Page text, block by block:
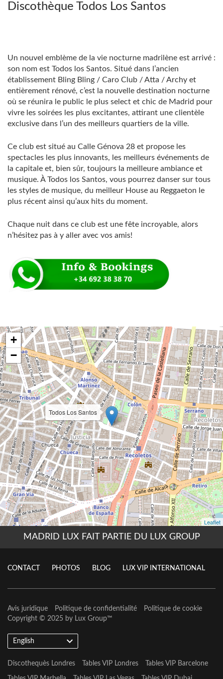
Discothèque Todos Los Santos
Un nouvel emblème de la vie nocturne madrilène est arrivé :
son nom est Todos los Santos. Situé dans l’ancien
établissement Bling Bling / Caro Club / Atta / Archy et
entièrement rénové, c’est la nouvelle destination nocturne
où se réunira le public le plus select et chic de Madrid pour
vivre les soirées les plus excitantes, attirant une clientèle
exclusive dans l’un des meilleurs quartiers de la ville.
Ce club est situé au Calle Génova 28 et propose les
spectacles les plus innovants, les meilleurs événements de
la capitale et, bien sûr, toujours la meilleure ambiance et
musique. À Todos los Santos, vous pourrez danser sur tous
les styles de musique, du meilleur House au Reggaeton le
plus récent ainsi qu’aux hits du moment.
Chaque nuit dans ce club est une fête incroyable, alors
n’hésitez pas à y aller avec vos amis!
MADRID LUX FAIT PARTIE DU LUX GROUP
CONTACT PHOTOS BLOG LUX VIP INTERNATIONAL
Avis juridique Politique de confidentialité
Politique de cookie
Copyright © 2025 by Lux Group™
English
Discothequès Londres Tables VIP Londres Tables VIP Barcelone